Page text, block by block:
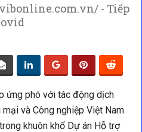
- Tiếp
ứng phó với tác động dịch
và Công nghiệp Việt Nam
khuôn khổ Dự án Hỗ trợ